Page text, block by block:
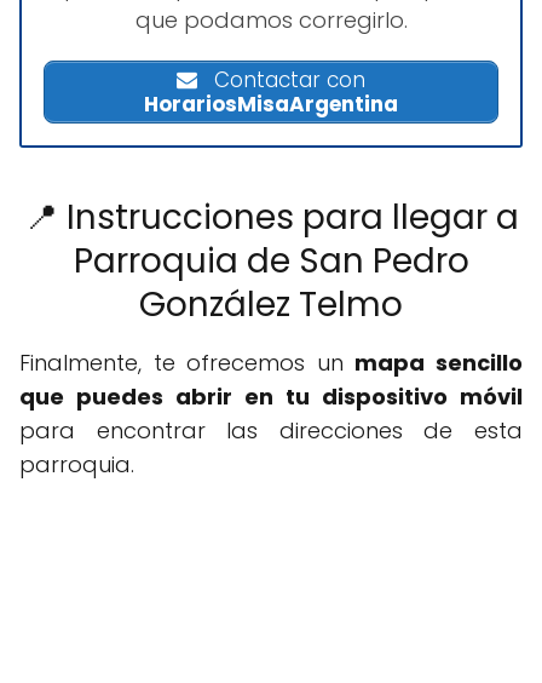
que podamos corregirlo.
Contactar con
HorariosMisaArgentina
📍 Instrucciones para llegar a
Parroquia de San Pedro
González Telmo
Finalmente, te ofrecemos un mapa sencillo
que puedes abrir en tu dispositivo móvil
para encontrar las direcciones de esta
parroquia.